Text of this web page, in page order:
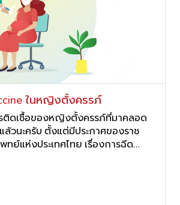
ในหญิงตั้งครรภ์
ติดเชื้อของหญิงตั้งครรภ์ที่มาคลอด
วนะครับ ตั้งแต่มีประกาศของราช
ย์แห่งประเทศไทย เรื่องการฉีด
ตั้งครรภ์ มานานพอสมควรแล้วยัง
รภ์แสดงความจำนงค์ที่จะฉีดวัคซีน
วัคซีนแล้วน้อยมาก จะทำให้เกิดปัญหา